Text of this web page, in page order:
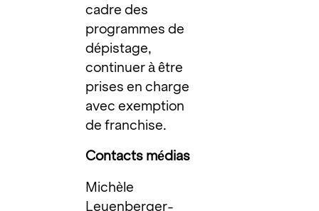
cadre des
programmes de
dépistage,
continuer à être
prises en charge
avec exemption
de franchise.
Contacts médias
Michèle
Leuenberger-